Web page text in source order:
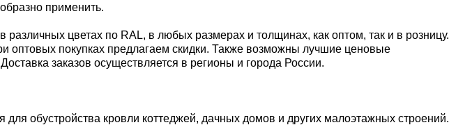
применить.
цветах по RAL, в любых размерах и толщинах, как оптом, так и в розницу.
покупках предлагаем скидки. Также возможны лучшие ценовые
заказов осуществляется в регионы и города России.
обустройства кровли коттеджей, дачных домов и других малоэтажных строений.